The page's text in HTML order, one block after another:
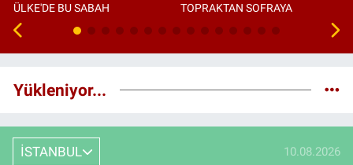
ÜLKE'DE BU SABAH TOPRAKTAN SOFRAYA
Yükleniyor...
İSTANBUL 10.08.2026